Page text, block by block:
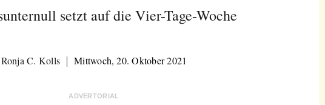
setzt auf die Vier-Tage-Woche
Ronja C. Kolls Mittwoch, 20. Oktober 2021
ADVERTORIAL